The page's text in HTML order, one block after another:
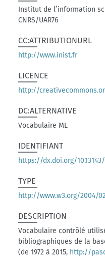
Institut de l’information
CNRS/UAR76
CC:ATTRIBUTIONURL
http://www.inist.fr
LICENCE
http://
DC:ALTERNATIVE
Vocabulaire ML
IDENTIFIANT
https://dx.doi.org/
TYPE
http://www.w3.org/2004/
DESCRIPTION
Vocabulaire contrôlé
bibliographiques de la
(de 1972 à 2015, http://